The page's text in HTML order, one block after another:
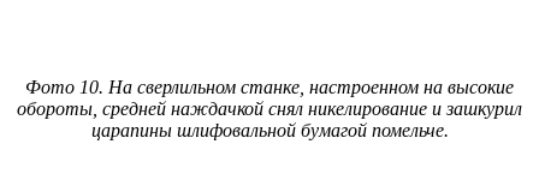
Фото 10. На сверлильном станке, настроенном на высокие
обороты, средней наждачкой снял никелирование и зашкурил
царапины шлифовальной бумагой помельче.